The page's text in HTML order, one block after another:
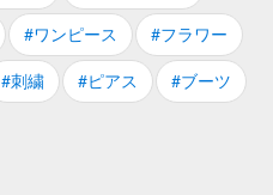
#ワンピース #フラワー
#刺繍 #ピアス #ブーツ